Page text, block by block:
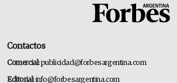
Contactos
Comercial:publicidad@forbesargentina.com
Editorial:info@forbesargentina.com